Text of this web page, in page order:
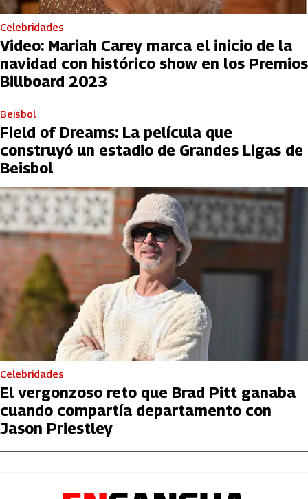
Celebridades
Video: Mariah Carey marca el inicio de la
navidad con histórico show en los Premios
Billboard 2023
Beisbol
Field of Dreams: La película que
construyó un estadio de Grandes Ligas de
Beisbol
Celebridades
El vergonzoso reto que Brad Pitt ganaba
cuando compartía departamento con
Jason Priestley